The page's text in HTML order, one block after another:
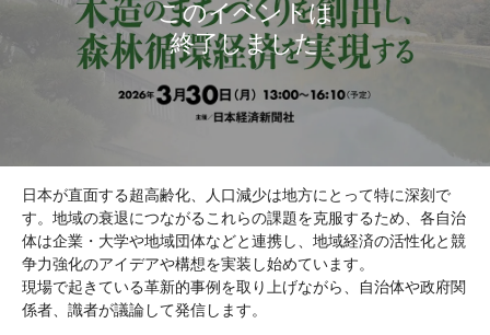
日本が直面する超高齢化、人口減少は地方にとって特に深刻で
す。地域の衰退につながるこれらの課題を克服するため、各自治
体は企業・大学や地域団体などと連携し、地域経済の活性化と競
争力強化のアイデアや構想を実装し始めています。
現場で起きている革新的事例を取り上げながら、自治体や政府関
係者、識者が議論して発信します。